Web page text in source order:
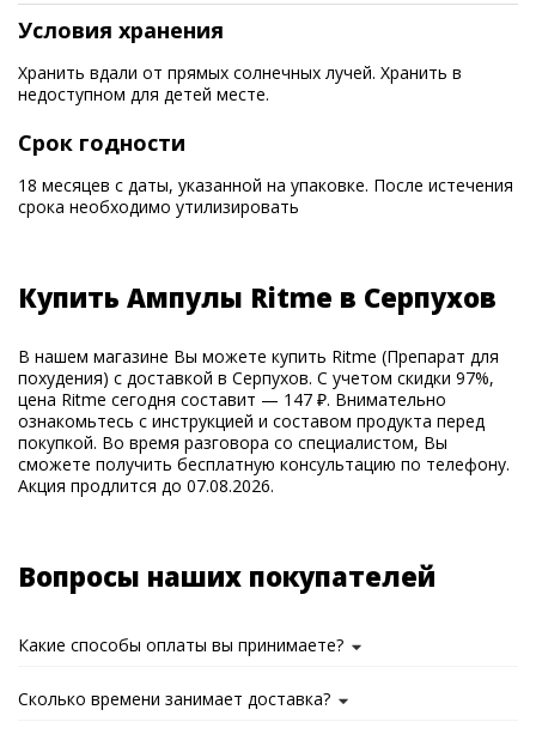
Условия хранения
Хранить вдали от прямых солнечных лучей. Хранить в
недоступном для детей месте.
Срок годности
18 месяцев с даты, указанной на упаковке. После истечения
срока необходимо утилизировать
Купить Ампулы Ritme в Серпухов
В нашем магазине Вы можете купить Ritme (Препарат для
похудения) с доставкой в Серпухов. С учетом скидки 97%,
цена Ritme сегодня составит — 147 ₽. Внимательно
ознакомьтесь с инструкцией и составом продукта перед
покупкой. Во время разговора со специалистом, Вы
сможете получить бесплатную консультацию по телефону.
Акция продлится до 07.08.2026.
Вопросы наших покупателей
Какие способы оплаты вы принимаете?
Сколько времени занимает доставка?